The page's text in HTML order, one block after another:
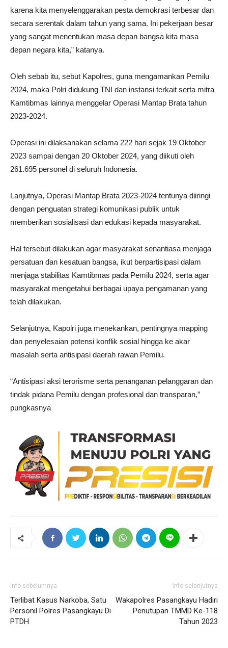
karena kita menyelenggarakan pesta demokrasi terbesar dan
secara serentak dalam tahun yang sama. Ini pekerjaan besar
yang sangat menentukan masa depan bangsa kita masa
depan negara kita,” katanya.
Oleh sebab itu, sebut Kapolres, guna mengamankan Pemilu
2024, maka Polri didukung TNI dan instansi terkait serta mitra
Kamtibmas lainnya menggelar Operasi Mantap Brata tahun
2023-2024.
Operasi ini dilaksanakan selama 222 hari sejak 19 Oktober
2023 sampai dengan 20 Oktober 2024, yang diikuti oleh
261.695 personel di seluruh Indonesia.
Lanjutnya, Operasi Mantap Brata 2023-2024 tentunya diiringi
dengan penguatan strategi komunikasi publik untuk
memberikan sosialisasi dan edukasi kepada masyarakat.
Hal tersebut dilakukan agar masyarakat senantiasa menjaga
persatuan dan kesatuan bangsa, ikut berpartisipasi dalam
menjaga stabilitas Kamtibmas pada Pemilu 2024, serta agar
masyarakat mengetahui berbagai upaya pengamanan yang
telah dilakukan.
Selanjutnya, Kapolri juga menekankan, pentingnya mapping
dan penyelesaian potensi konflik sosial hingga ke akar
masalah serta antisipasi daerah rawan Pemilu.
“Antisipasi aksi terorisme serta penanganan pelanggaran dan
tindak pidana Pemilu dengan profesional dan transparan,”
pungkasnya
Info sebelumnya
Terlibat Kasus Narkoba, Satu
Personil Polres Pasangkayu Di
PTDH
Info selanjutnya
Wakapolres Pasangkayu Hadiri
Penutupan TMMD Ke-118
Tahun 2023